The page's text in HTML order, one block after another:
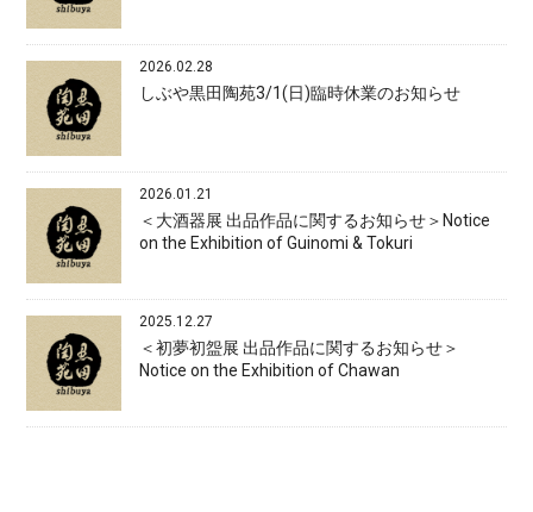
2026.02.28
しぶや黒田陶苑3/1(日)臨時休業のお知らせ
2026.01.21
＜大酒器展 出品作品に関するお知らせ＞Notice
on the Exhibition of Guinomi & Tokuri
2025.12.27
＜初夢初盌展 出品作品に関するお知らせ＞
Notice on the Exhibition of Chawan